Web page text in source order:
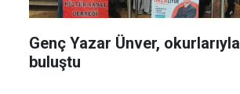
Genç Yazar Ünver, okurlarıyla
buluştu